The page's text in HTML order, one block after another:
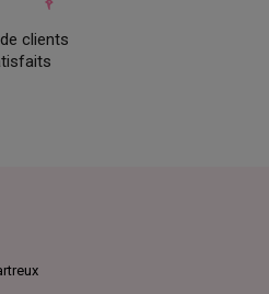
de clients